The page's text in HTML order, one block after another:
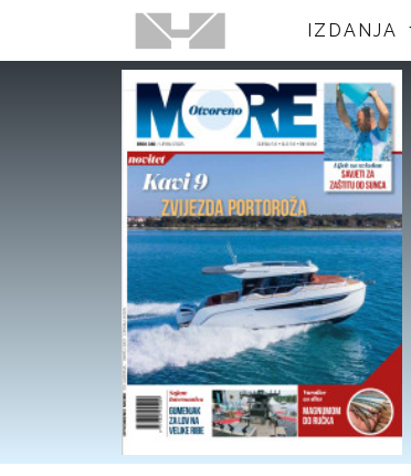
IZDANJA